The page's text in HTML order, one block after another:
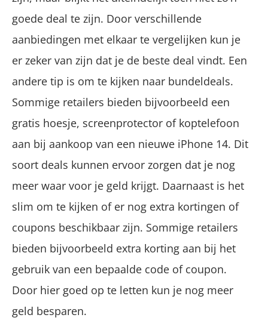
goede deal te zijn. Door verschillende
aanbiedingen met elkaar te vergelijken kun je
er zeker van zijn dat je de beste deal vindt. Een
andere tip is om te kijken naar bundeldeals.
Sommige retailers bieden bijvoorbeeld een
gratis hoesje, screenprotector of koptelefoon
aan bij aankoop van een nieuwe iPhone 14. Dit
soort deals kunnen ervoor zorgen dat je nog
meer waar voor je geld krijgt. Daarnaast is het
slim om te kijken of er nog extra kortingen of
coupons beschikbaar zijn. Sommige retailers
bieden bijvoorbeeld extra korting aan bij het
gebruik van een bepaalde code of coupon.
Door hier goed op te letten kun je nog meer
geld besparen.